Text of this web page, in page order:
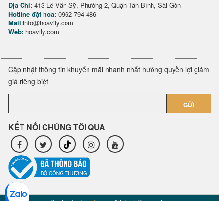
Địa Chỉ: 413 Lê Văn Sỹ, Phường 2, Quận Tân Bình, Sài Gòn
Hotline đặt hoa: 0962 794 486
Mail:info@hoavily.com
Web: hoavily.com
Cập nhật thông tin khuyến mãi nhanh nhất hưởng quyền lợi giảm
giá riêng biệt
GỬI
KẾT NỐI CHÚNG TÔI QUA